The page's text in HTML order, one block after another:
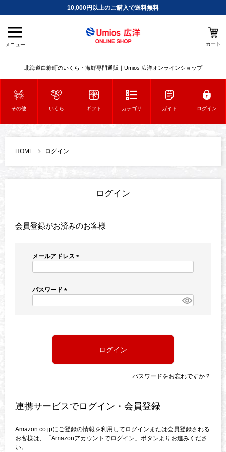
10,000円以上のご購入で送料無料
メニュー カート
北海道白糠町のいくら・海鮮専門通販｜Umios 広洋オンラインショップ
その他 いくら ギフト カテゴリ ガイド ログイン
HOME ログイン
ログイン
会員登録がお済みのお客様
メールアドレス
)
パスワード
ログイン
パスワードをお忘れですか？
連携サービスでログイン・会員登録
Amazon.co.jpにご登録の情報を利用してログインまたは会員登録される
お客様は、「Amazonアカウントでログイン」ボタンよりお進みくださ
い。